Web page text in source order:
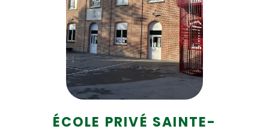
ÉCOLE PRIVÉ SAINTE-